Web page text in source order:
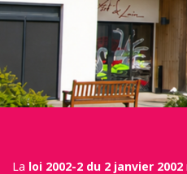
La loi 2002-2 du 2 janvier 2002